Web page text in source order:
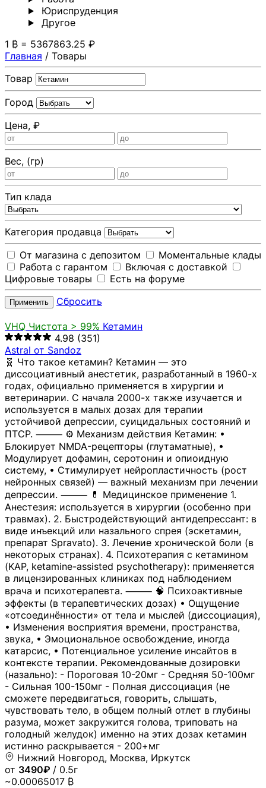
Юриспруденция
Другoе
1 ₿ = 5367863.25 ₽
Главная / Товары
Товар
Город
Цена, ₽
Вес, (гр)
Тип клада
Категория продавца
От магазина с депозитом
Моментальные клады
Работа с гарантом
Включая с доставкой
Цифровые товары
Есть на форуме
Применить Сбросить
VHQ Чистота > 99% Кетамин
4.98 (351)
Astral от Sandoz
🧬 Что такое кетамин? Кетамин — это
диссоциативный анестетик, разработанный в 1960-х
годах, официально применяется в хирургии и
ветеринарии. С начала 2000-х также изучается и
используется в малых дозах для терапии
устойчивой депрессии, суицидальных состояний и
ПТСР. ⸻ ⚙️ Механизм действия Кетамин: •
Блокирует NMDA-рецепторы (глутаматные), •
Модулирует дофамин, серотонин и опиоидную
систему, • Стимулирует нейропластичность (рост
нейронных связей) — важный механизм при лечении
депрессии. ⸻ 💊 Медицинское применение 1.
Анестезия: используется в хирургии (особенно при
травмах). 2. Быстродействующий антидепрессант: в
виде инъекций или назального спрея (эскетамин,
препарат Spravato). 3. Лечение хронической боли (в
некоторых странах). 4. Психотерапия с кетамином
(KAP, ketamine-assisted psychotherapy): применяется
в лицензированных клиниках под наблюдением
врача и психотерапевта. ⸻ 🧠 Психоактивные
эффекты (в терапевтических дозах) • Ощущение
«отсоединённости» от тела и мыслей (диссоциация),
• Изменения восприятия времени, пространства,
звука, • Эмоциональное освобождение, иногда
катарсис, • Потенциальное усиление инсайтов в
контексте терапии. Рекомендованные дозировки
(назально): - Пороговая 10-20мг - Средняя 50-100мг
- Сильная 100-150мг - Полная диссоциация (не
сможете передвигаться, говорить, слышать,
чувствовать тело, в общем полный отлет в глубины
разума, может закружится голова, триповать на
голодный желудок) именно на этих дозах кетамин
истинно раскрывается - 200+мг
Нижний Новгород, Москва, Иркутск
от 3490₽ / 0.5г
~0.00065017 ₿